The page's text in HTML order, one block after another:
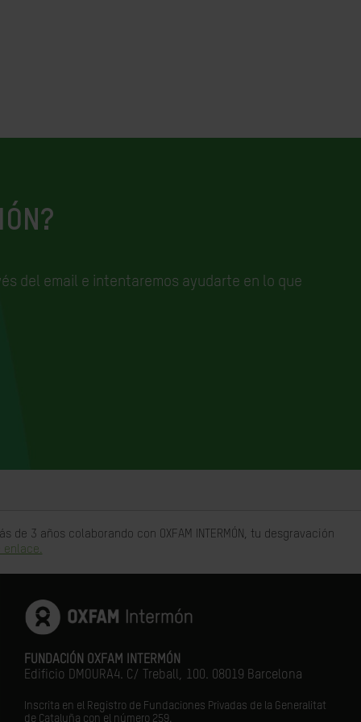
del email e intentaremos ayudarte en lo que
3 años colaborando con OXFAM INTERMÓN, tu desgravación
enlace.
FUNDACIÓN OXFAM INTERMÓN
Edificio DMOURA4. C/ Treball, 100. 08019 Barcelona
Inscrita en el Registro de Fundaciones Privadas de la Generalitat
de Cataluña con el número 259.